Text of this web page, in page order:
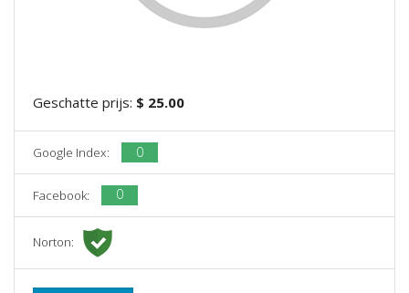
Geschatte prijs: $ 25.00
Google Index: 0
Facebook: 0
Norton: